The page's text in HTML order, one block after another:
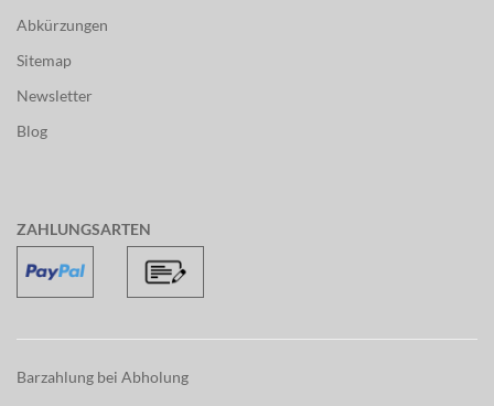
Abkürzungen
Sitemap
Newsletter
Blog
ZAHLUNGSARTEN
Barzahlung bei Abholung